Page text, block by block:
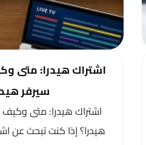
اشتراك هيدرا: متى
سيرفر
اشتراك هيدرا: متى وكيف
هيدرا؟ إذا كنت تبحث عن